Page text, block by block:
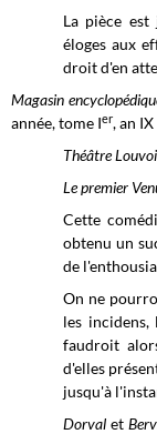
La pièce est
éloges aux
droit
Magasin
année, tome Ier, an
Théâtre
Le premier
Cette
obtenu un
de
On ne
les
faudroit
d'elles
jusqu'à
Dorval et